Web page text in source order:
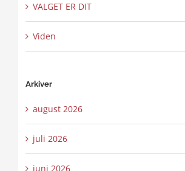
VALGET ER DIT
Viden
Arkiver
august 2026
juli 2026
juni 2026